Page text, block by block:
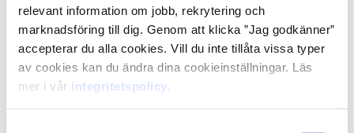
relevant information om jobb, rekrytering och
marknadsföring till dig. Genom att klicka ”Jag godkänner”
accepterar du alla cookies. Vill du inte tillåta vissa typer
av cookies kan du ändra dina cookieinställningar. Läs
mer i vår integritetspolicy.
och affärsnära områden. Oavsett om du är junior,
erfaren eller specialist matchar vi dig med en roll där
du kan trivas, utvecklas och ta nästa steg i karriären.
Lediga jobb Jobba inom Business